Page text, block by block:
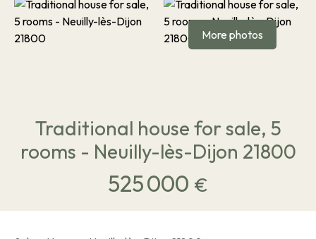
More photos
Traditional house for sale, 5
rooms - Neuilly-lès-Dijon 21800
525 000 €